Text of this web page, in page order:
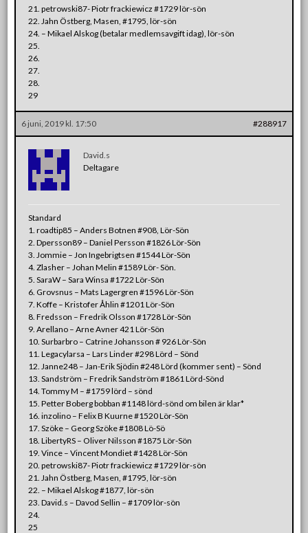
21. petrowski87- Piotr frackiewicz #1729 lör-sön
22. Jahn Östberg, Masen, #1795, lör-sön
24. – Mikael Alskog (betalar medlemsavgift idag), lör-sön
25.
26.
27.
28.
29
6 juni, 2019 kl. 17:50 #288917
David.s
Deltagare
Standard
1. roadtip85 – Anders Botnen #908, Lör-Sön
2. Dpersson89 – Daniel Persson #1826 Lör-Sön
3. Jommie – Jon Ingebrigtsen #1544 Lör-Sön
4. Zlasher – Johan Melin #1589 Lör- Sön.
5. SaraW – Sara Winsa #1722 Lör-Sön
6. Grovsnus – Mats Lagergren #1596 Lör-Sön
7. Koffe – Kristofer Åhlin #1201 Lör-Sön
8. Fredsson – Fredrik Olsson #1728 Lör-Sön
9. Arellano – Arne Avner 421 Lör-Sön
10. Surbarbro – Catrine Johansson # 926 Lör-Sön
11. Legacylarsa – Lars Linder #298 Lörd – Sönd
12. Janne248 – Jan-Erik Sjödin #248 Lörd (kommer sent) – Sönd
13. Sandström – Fredrik Sandström #1861 Lörd-Sönd
14. Tommy M – #1759 lörd – sönd
15. Petter Boberg bobban #1148 lörd-sönd om bilen är klar*
16. inzolino – Felix B Kuurne #1520 Lör-Sön
17. Szöke – Georg Szöke #1808 Lö-Sö
18. LibertyRS – Oliver Nilsson #1875 Lör-Sön
19. Vince – Vincent Mondiet #1428 Lör-Sön
20. petrowski87- Piotr frackiewicz #1729 lör-sön
21. Jahn Östberg, Masen, #1795, lör-sön
22. – Mikael Alskog #1877, lör-sön
23. David.s – Davod Sellin – #1709 lör-sön
24.
25